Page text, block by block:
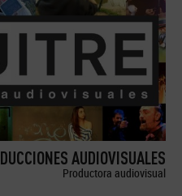
AUDIOVISUALES
Productora audiovisual